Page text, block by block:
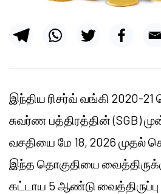
இந்திய ரிசர்வ் வங்கி 2020-
சுவர்ண பத்திரத்தின் (SGB)
வசதியை மே 18, 2026 முதல்
இந்த தொகுதியை
கட்டாய 5 ஆண்டு